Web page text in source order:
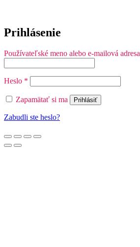
Prihlásenie
Používateľské meno alebo e-mailová adresa
Heslo *
Zapamätať si ma Prihlásiť
Zabudli ste heslo?